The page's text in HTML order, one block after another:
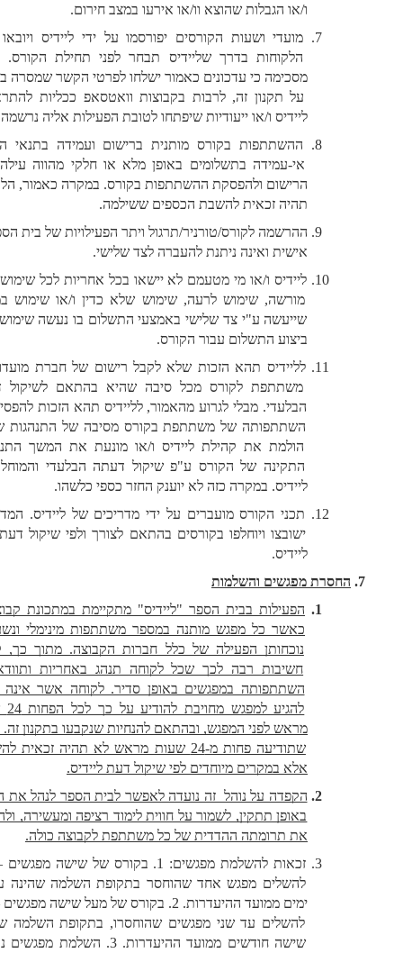
ו/או הגבלות שהוצא וו/או אירעו במצב חירום.
מועדי ושעות הקורסים יפורסמו על ידי ליידיס ויובאו לידיעת
מסכימה כי עדכונים כאמור ישלחו לפרטי הקשר שמסרה בחתימתה
על תקנון זה, לרבות בקבוצות וואטסאפ ככליות להתראות של
ליידיס ו/או ייעודיות שיפתחו לטובת הפעילות אליה נרשמה.
ההשתתפות בקורס מותנית ברישום ועמידה בתנאי התשלום.
אי-עמידה בתשלומים באופן מלא או חלקי מהווה עילה לביטול
הרישום ולהפסקת ההשתתפות בקורס. במקרה כאמור, הלקוחה לא
תהיה זכאית להשבת הכספים ששילמה.
ההרשמה לקורס/טורניר/תרגול ויתר הפעילויות של בית הספר, הינה
אישית ואינה ניתנת להעברה לצד שלישי.
ליידיס ו/או מי מטעמם לא יישאו בכל אחריות לכל שימוש בלתי
מורשה, שימוש לרעה, שימוש שלא כדין ו/או שימוש במרמה
שייעשה ע"י צד שלישי באמצעי התשלום בו נעשה שימוש לשם
ביצוע התשלום עבור הקורס.
לליידיס תהא הזכות שלא לקבל רישום של חברת מועדון ו/או
משתתפת לקורס מכל סיבה שהיא בהתאם לשיקול דעתה
הבלעדי. מבלי לגרוע מהאמור, לליידיס תהא הזכות להפסיק את
השתתפותה של משתתפת בקורס מסיבה של התנהגות שאינה
הולמת את קהילת ליידיס ו/או מונעת את המשך התנהלותו
התקינה של הקורס ע"פ שיקול דעתה הבלעדי והמוחלט של
ליידיס. במקרה כזה לא יוענק החזר כספי כלשהו.
תכני הקורס מועברים על ידי מדריכים של ליידיס. המדריכים
ישובצו ויוחלפו בקורסים בהתאם לצורך ולפי שיקול דעתה של
החסרת מפגשים והשלמות
הפעילות בבית הספר "ליידיס" מתקיימת במתכונת קבוצתית,
כאשר כל מפגש מותנה במספר משתתפות מינימלי ונשען על
נוכחותן הפעילה של כלל חברות הקבוצה. מתוך כך, קיימת
חשיבות רבה לכך שכל לקוחה תנהג באחריות ותוודא את
השתתפותה במפגשים באופן סדיר. לקוחה אשר אינה יכולה
להגיע למפגש מחויבת להודיע על כך לכל הפחות 24 שעות
מראש לפני המפגש, ובהתאם להנחיות שנקבעו בתקנון זה. לקוחה
שתודיעה פחות מ-24 שעות מראש לא תהיה זכאית להשלמה
אלא במקרים מיוחדים לפי שיקול דעת ליידיס.
הקפדה על נוהל  זה נועדה לאפשר לבית הספר לנהל את הקורס
את תרומתה ההדדית של כל משתתפת לקבוצה כולה.
זכאות להשלמת מפגשים: 1. בקורס של שישה מפגשים – ניתן
להשלים מפגש אחד שהוחסר בתקופת השלמה שהינה עד 60
ימים ממועד ההיעדרות. 2. בקורס של מעל שישה מפגשים – ניתן
להשלים עד שני מפגשים שהוחסרו, בתקופת השלמה של עד
שישה חודשים ממועד ההיעדרות. 3. השלמת מפגשים נוספים